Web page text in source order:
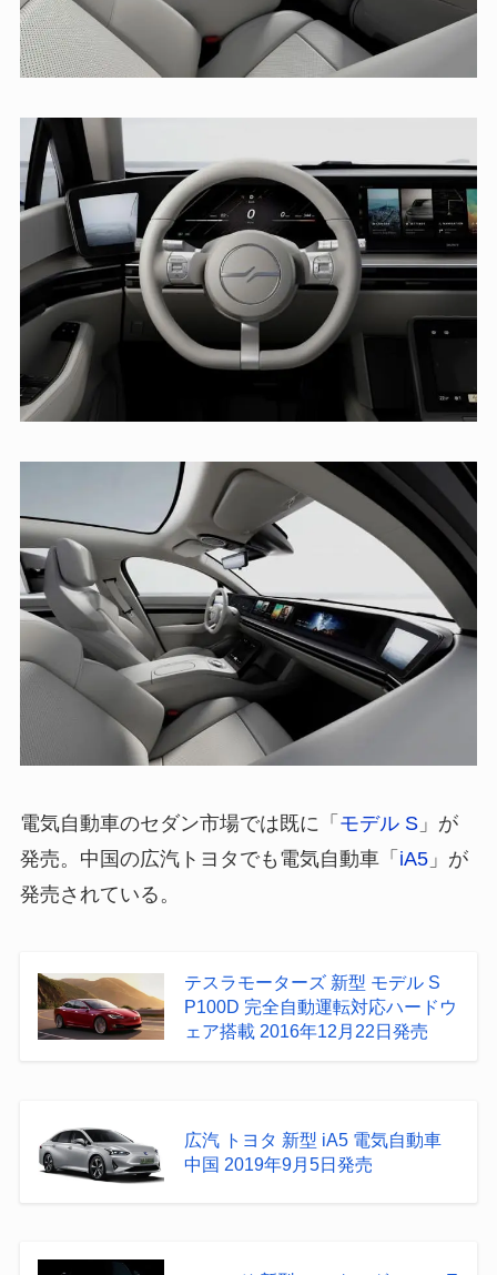
電気自動車のセダン市場では既に「 モデル S」が
発売。中国の広汽トヨタでも電気自動車「 iA5」が
発売されている。
テスラモーターズ 新型 モデル S
P100D 完全自動運転対応ハードウ
ェア搭載 2016年12月22日発売
広汽 トヨタ 新型 iA5 電気自動車
中国 2019年9月5日発売